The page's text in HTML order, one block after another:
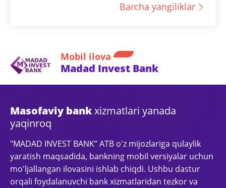
Barcha yangiliklar
Mobil ilova
Madad Invest Bank
Masofaviy bankxizmatlari yanada
yaqinroq
"MADAD INVEST BANK” ATB o'z mijozlariga qulaylik
yaratish maqsadida, bankning mobil versiyalar uchun
mo'ljallangan ilovasini ishlab chiqdi. Ushbu dastur
orqali foydalanuvchi bank xizmatlaridan tezkor va